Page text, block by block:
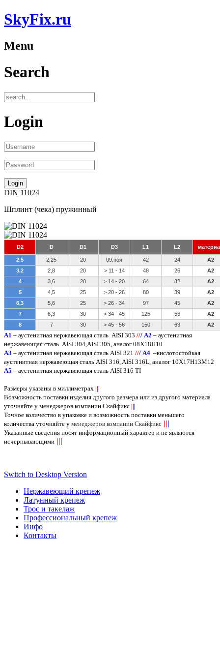
SkyFix.ru
Menu
Search
Login
DIN 11024
Шплинт (чека) пружинный
D2 D D1 D3 L1 L2
2,5 2,25 20 09.ноя 42 24
A2
3,2
2,8 20 > 11 - 14 48 26
A2
4
3,6 20 > 14 - 20 64 32
A2
5
4,5 25 > 20 - 26 80 39
A2
6,3
5,6 25 > 26 - 34 97 45
A2
7
6,3 30 > 34 - 45 125 56
A2
8
7 30 > 45 - 56 150 63 A2
A1 – аустенитная нержавеющая сталь AISI 303 /// А2 – аустенитная
нержавеющая сталь AISI 304, AISI 305, аналог 08Х18Н10
А3 – аустенитная нержавеющая сталь AISI 321 /// А4 –кислотостойкая
аустенитная нержавеющая сталь AISI 316, AISI 316L , аналог 10Х17Н13М12
А5 – аустенитная нержавеющая сталь AISI 316 TI
Размеры указаны в миллиметрах |||
Возможность поставки изделия другого размера или из другого материала
уточняйте у менеджеров компании Скайфикс |||
Точное количество в упаковке и возможность поставки меньшего
количества уточняйте у менеджеров компании Скайфикс |||
Указанные сведения носят информационный характер и не являются
исчерпывающими |||
Switch to Desktop Version
Нержавеющий крепеж
Латунный крепеж
Трос и такелаж
Профессиональный крепеж
Инфо
Контакты